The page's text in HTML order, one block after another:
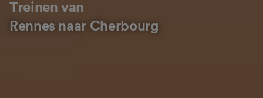
Treinen van
Rennes naar Cherbourg